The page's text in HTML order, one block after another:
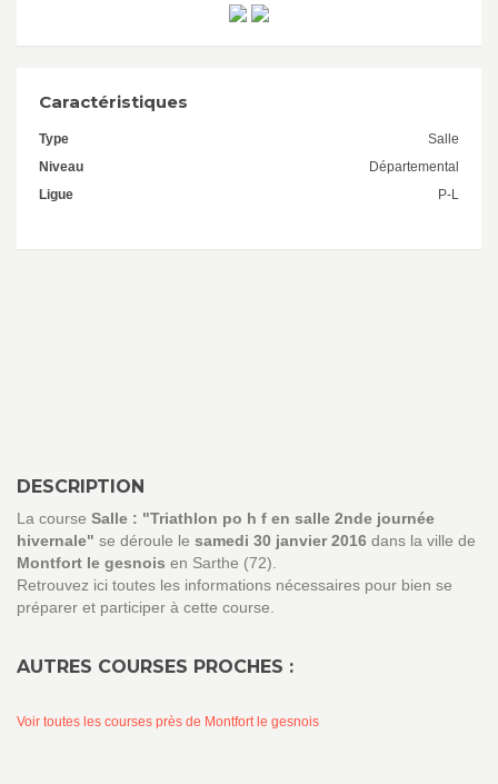
Caractéristiques
Type
Salle
Niveau
Départemental
Ligue
P-L
DESCRIPTION
La course Salle : "Triathlon po h f en salle 2nde journée
hivernale" se déroule le samedi 30 janvier 2016 dans la ville de
Montfort le gesnois en Sarthe (72).
Retrouvez ici toutes les informations nécessaires pour bien se
préparer et participer à cette course.
AUTRES COURSES PROCHES :
Voir toutes les courses près de Montfort le gesnois